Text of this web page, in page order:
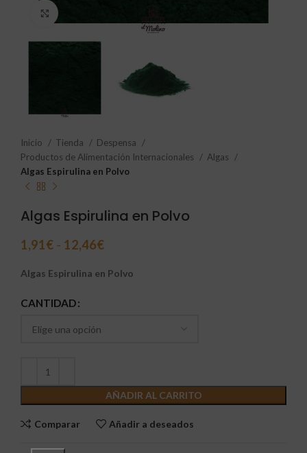
Inicio Tienda
Despensa
Productos de Alimentación Internacionales
Algas
Algas Espirulina en Polvo
Algas Espirulina en Polvo
1,91€ - 12,46€
Algas Espirulina en Polvo
CANTIDAD
AÑADIR AL CARRITO
Comparar Añadir a deseados